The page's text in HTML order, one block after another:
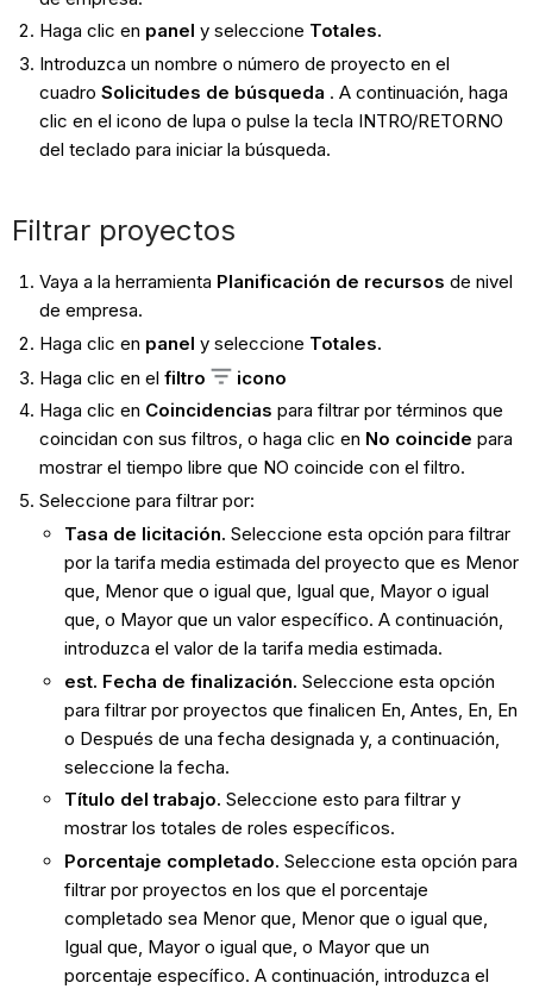
Haga clic en panel y seleccione Totales.
Introduzca un nombre o número de proyecto en el
cuadro Solicitudes de búsqueda . A continuación, haga
clic en el icono de lupa o pulse la tecla INTRO/RETORNO
del teclado para iniciar la búsqueda.
Filtrar proyectos
Vaya a la herramienta Planificación de recursos de nivel
de empresa.
Haga clic en panel y seleccione Totales.
Haga clic en el filtro
icono
Haga clic en Coincidencias para filtrar por términos que
coincidan con sus filtros, o haga clic en No coincide para
mostrar el tiempo libre que NO coincide con el filtro.
Seleccione para filtrar por:
Tasa de licitación. Seleccione esta opción para filtrar
por la tarifa media estimada del proyecto que es Menor
que, Menor que o igual que, Igual que, Mayor o igual
que, o Mayor que un valor específico. A continuación,
introduzca el valor de la tarifa media estimada.
est. Fecha de finalización. Seleccione esta opción
para filtrar por proyectos que finalicen En, Antes, En, En
o Después de una fecha designada y, a continuación,
seleccione la fecha.
Título del trabajo. Seleccione esto para filtrar y
mostrar los totales de roles específicos.
Porcentaje completado. Seleccione esta opción para
filtrar por proyectos en los que el porcentaje
completado sea Menor que, Menor que o igual que,
Igual que, Mayor o igual que, o Mayor que un
porcentaje específico. A continuación, introduzca el